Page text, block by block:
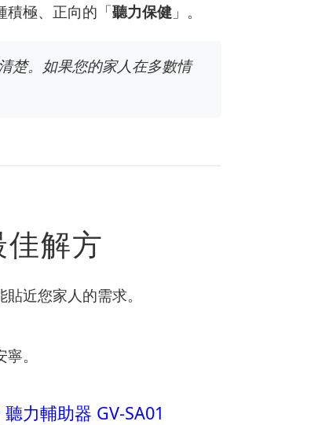
積極、正向的「聽力保健 」。
楚。如果您的家人在多數情
解方
近您家人的需求。
。
力輔助器 GV-SA01